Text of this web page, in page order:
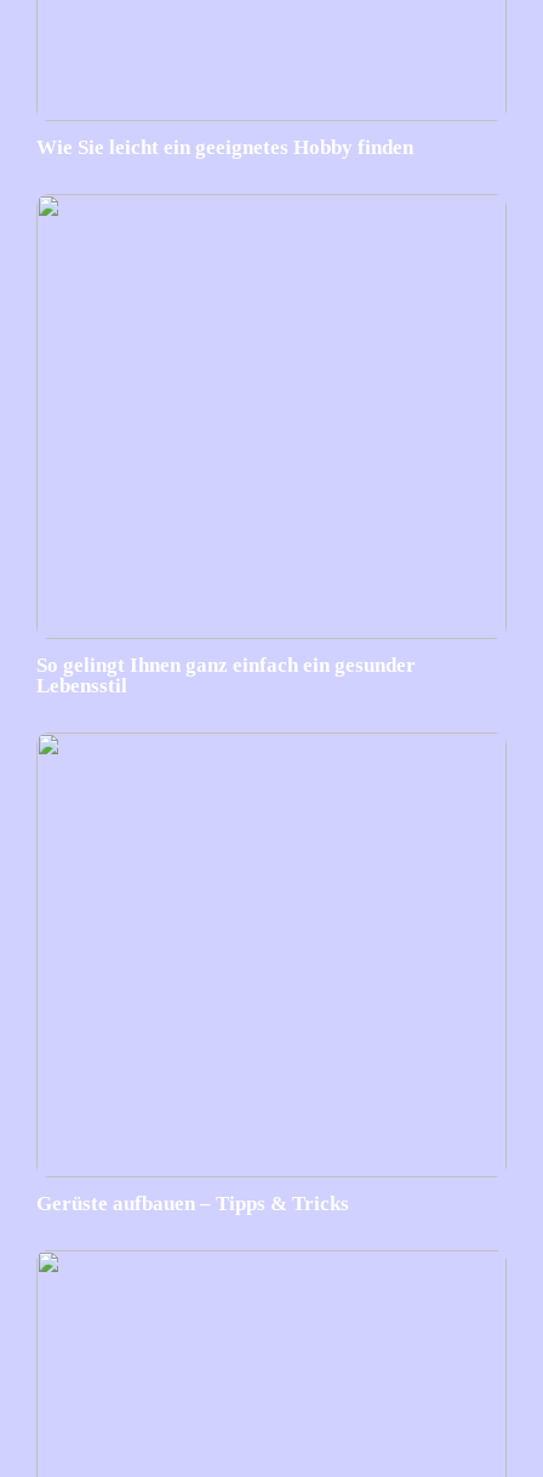
Wie Sie leicht ein geeignetes Hobby finden
So gelingt Ihnen ganz einfach ein gesunder
Lebensstil
Gerüste aufbauen – Tipps & Tricks